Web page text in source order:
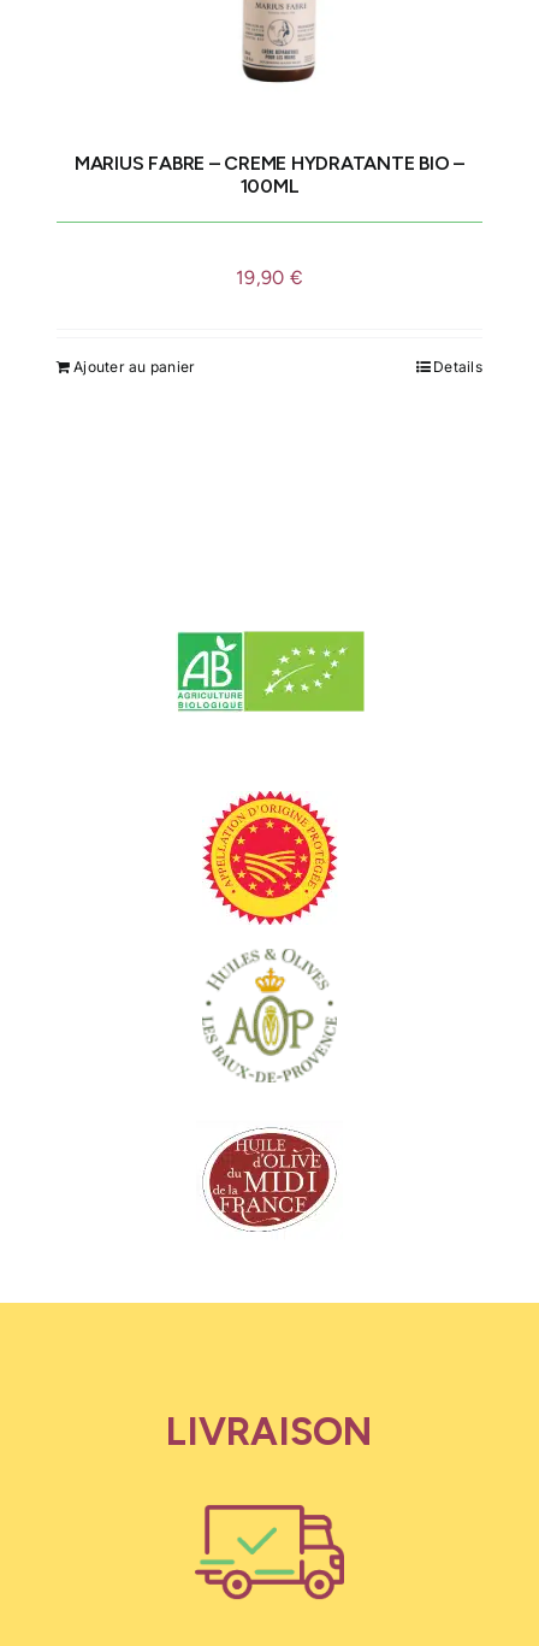
MARIUS FABRE – CREME HYDRATANTE BIO –
100ML
19,90 €
Ajouter au panier Details
LIVRAISON